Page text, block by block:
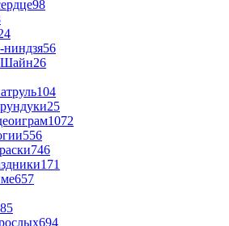
98
56
26
104
25
1072
556
746
171
657
694